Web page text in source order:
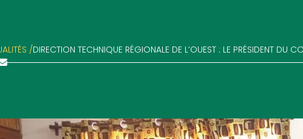
/DIRECTION TECHNIQUE RÉGIONALE DE L’OUEST : LE PRÉSIDENT DU